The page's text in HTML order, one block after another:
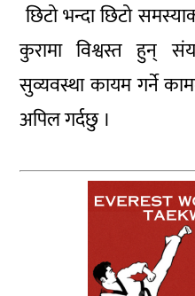
छिटो भन्दा छिटो
कुरामा विश्वस्त हुन्
सुव्यवस्था कायम गर्ने
अपिल गर्दछु ।